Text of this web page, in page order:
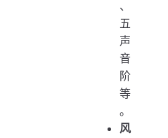
、
五
声
音
阶
等
。
风